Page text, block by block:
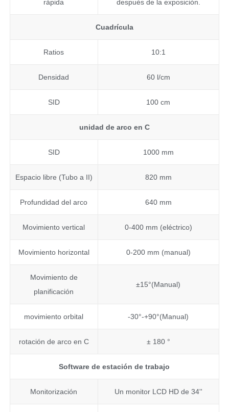
rápida
después de la exposición.
Cuadrícula
Ratios 10:1
Densidad 60 l/cm
SID 100 cm
unidad de arco en C
SID 1000 mm
Espacio libre (Tubo a II) 820 mm
Profundidad del arco 640 mm
Movimiento vertical 0-400 mm (eléctrico)
Movimiento horizontal 0-200 mm (manual)
Movimiento de
planificación
±15°(Manual)
movimiento orbital -30°-+90°(Manual)
rotación de arco en C ± 180 °
Software de estación de trabajo
Monitorización Un monitor LCD HD de 34''